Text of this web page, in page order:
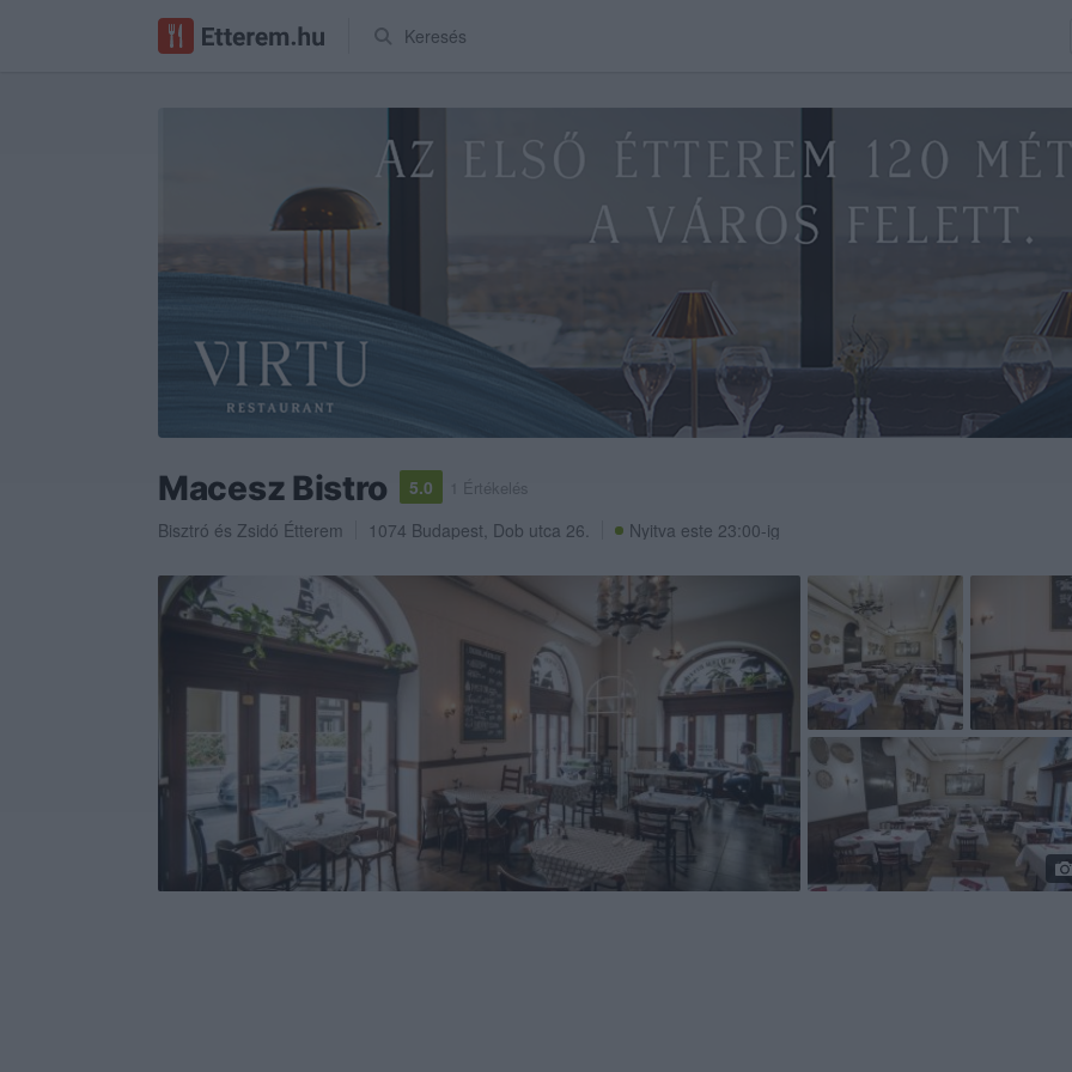
Keresés
Macesz Bistro 5.0 1 Értékelés
Bisztró és Zsidó Étterem 1074 Budapest, Dob utca 26. Nyitva este 23:00-ig